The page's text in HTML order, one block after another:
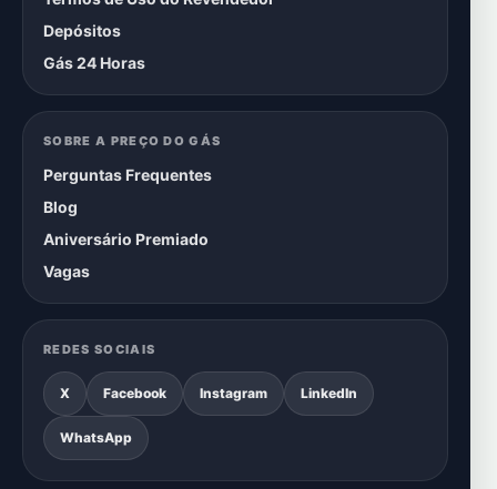
Depósitos
Gás 24 Horas
SOBRE A PREÇO DO GÁS
Perguntas Frequentes
Blog
Aniversário Premiado
Vagas
REDES SOCIAIS
X Facebook Instagram LinkedIn
WhatsApp